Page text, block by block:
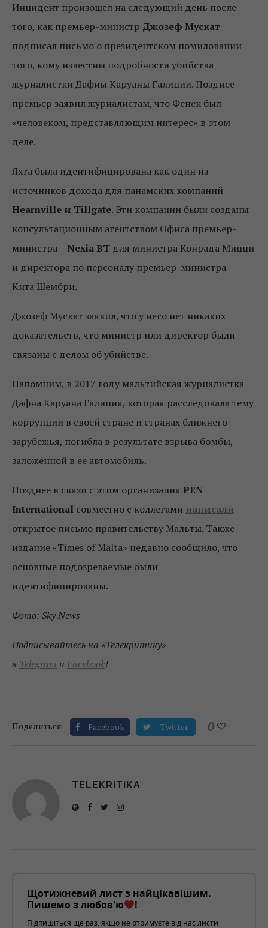
Инцидент произошел на следующий день после
того, как премьер-министр Джозеф Мускат
подписал письмо о президентском помиловании
того, кому известны подробности убийства
журналистки Дафны Каруаны Галиции. Позднее
премьер заявил журналистам, что Фенек был
«человеком, представляющим интерес» в этом
деле.
Яхта была идентифицирована как один из
источников дохода для панамских компаний
Hearnville и Tillgate. Эти компании были созданы
консультационным агентством Офиса премьер-
министра –Nexia BT для министра Конрада Мицци
и директора по персоналу премьер-министра –
Кита Шембри.
Джозеф Мускат заявил, что у него нет никаких
доказательств, что министр или директор были
связаны с делом об убийстве.
Напомним, в 2017 году мальтийская журналистка
Дафна Каруана Галиция, которая расследовала тему
коррупции в своей стране и странах ближнего
зарубежья, погибла в результате взрыва бомбы,
заложенной в ее автомобиль.
Позднее в связи с этим организация PEN
International совместно с коллегами написали
открытое письмо правительству Мальты. Также
издание «Times of Malta» недавно сообщило, что
основные подозреваемые были
идентифицированы.
Фото: Sky News
Подписывайтесь на «Телекритику»
в Telegram и Facebook!
Поделиться: Facebook Twitter 0
TELEKRITIKA
Щотижневий лист з найцікавішим.
Пишемо з любов'ю
!
Підпишіться ще раз, якщо не отримуєте від нас листи